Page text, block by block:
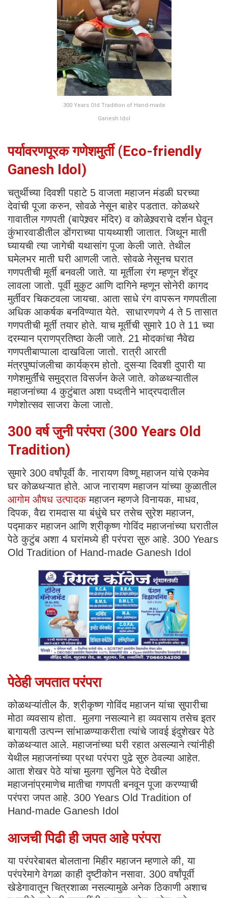
300 Years Old Tradition of Hand-made
Ganesh Idol
पर्यावरणपूरक गणेशमुर्ती (Eco-friendly
Ganesh Idol)
चतुर्थीच्या दिवशी पहाटे 5 वाजता महाजन मंडळी घरच्या
देवांची पूजा करुन, सोवळे नेसून बाहेर पडतात. कोळथरे
गावातील गणपती (बापेश्र्वर मंदिर) व कोळेश्र्वराचे दर्शन घेवून
कुंभारवाडीतील डोंगराच्या पायथ्याशी जातात. जिथून माती
घ्यायची त्या जागेची यथासांग पूजा केली जाते. तेथील
घमेलभर माती घरी आणली जाते. सोवळे नेसूनच घरात
गणपतीची मूर्ती बनवली जाते. या मूर्तीला रंग म्हणून शेंदूर
लावला जातो. पूर्वी मुकुट आणि दागिने म्हणून सोनेरी कागद
मुर्तीवर चिकटवला जायचा. आता साधे रंग वापरून गणपतीला
अधिक आकर्षक बनविण्यात येते. साधारणपणे 4 ते 5 तासात
गणपतीची मूर्ती तयार होते. याच मूर्तीची सुमारे 10 ते 11 च्या
दरम्यान प्राणप्रतिष्ठा केली जाते. 21 मोदकांचा नैवेद्य
गणपतीबाप्पाला दाखविला जातो. रात्री आरती
मंत्रपुष्पांजलीचा कार्यक्रम होतो. दुसऱ्या दिवशी दुपारी या
गणेशमुर्तींचे समुद्रात विसर्जन केले जाते. कोळथऱ्यातील
महाजनांच्या 4 कुटुंबात अशा पध्दतीने भाद्रपदातील
गणेशोत्सव साजरा केला जातो.
300 वर्ष जुनी परंपरा (300 Years Old
Tradition)
सुमारे 300 वर्षांपूर्वी कै. नारायण विष्णू महाजन यांचे एकमेव
घर कोळथऱ्यात होते. आज नारायण महाजन यांच्या कुळातील
आगोम औषध उत्पादकमहाजन म्हणजे विनायक, माधव,
दिपक, वैद्य रामदास या बंधुंचे घर तसेच सुरेश महाजन,
पद्माकर महाजन आणि श्रीकृष्ण गोविंद महाजनांच्या घरातील
पेठे कुटुंब अशा 4 घरांमध्ये ही परंपरा सुरु आहे. 300 Years
Old Tradition of Hand-made Ganesh Idol
पेठेही जपतात परंपरा
कोळथऱ्यांतील कै. श्रीकृष्ण गोविंद महाजन यांचा सुपारीचा
मोठा व्यवसाय होता. मुलगा नसल्याने हा व्यवसाय तसेच इतर
बागायती उत्पन्न सांभाळण्याकरीता त्यांचे जावई इंदुशेखर पेठे
कोळथऱ्यात आले. महाजनांच्या घरी रहात असल्याने त्यांनीही
येथील महाजनांच्या प्रथा परंपरा पुढे सुरु ठेवल्या आहेत.
आता शेखर पेठे यांचा मुलगा सुनिल पेठे देखील
महाजनांप्रमाणेच मातीचा गणपती बनवून पूजा करण्याची
परंपरा जपत आहे. 300 Years Old Tradition of
Hand-made Ganesh Idol
आजची पिढी ही जपत आहे परंपरा
या परंपरेबाबत बोलताना मिहीर महाजन म्हणाले की, या
परंपरेमागे वेगळा काही दृष्टीकोन नसावा. 300 वर्षांपूर्वी
खेडेगावातून चित्रशाळा नसल्यामुळे अनेक ठिकाणी अशाच